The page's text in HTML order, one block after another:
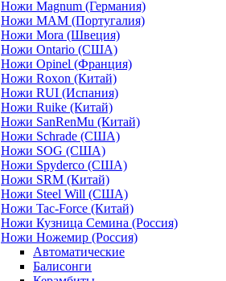
Ножи Magnum (Германия)
Ножи MAM (Португалия)
Ножи Mora (Швеция)
Ножи Ontario (США)
Ножи Opinel (Франция)
Ножи Roxon (Китай)
Ножи RUI (Испания)
Ножи Ruike (Китай)
Ножи SanRenMu (Китай)
Ножи Schrade (США)
Ножи SOG (США)
Ножи Spyderco (США)
Ножи SRM (Китай)
Ножи Steel Will (США)
Ножи Tac-Force (Китай)
Ножи Кузница Семина (Россия)
Ножи Ножемир (Россия)
Автоматические
Балисонги